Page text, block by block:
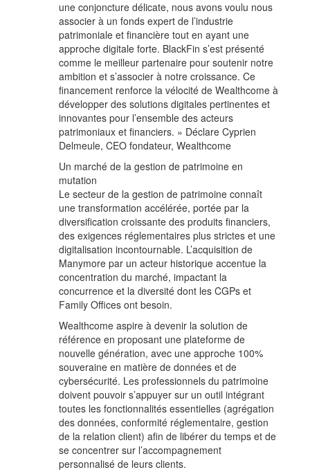
une conjoncture délicate, nous avons voulu nous
associer à un fonds expert de l’industrie
patrimoniale et financière tout en ayant une
approche digitale forte. BlackFin s’est présenté
comme le meilleur partenaire pour soutenir notre
ambition et s’associer à notre croissance. Ce
financement renforce la vélocité de Wealthcome à
développer des solutions digitales pertinentes et
innovantes pour l’ensemble des acteurs
patrimoniaux et financiers. » Déclare Cyprien
Delmeule, CEO fondateur, Wealthcome
Un marché de la gestion de patrimoine en
mutation
Le secteur de la gestion de patrimoine connaît
une transformation accélérée, portée par la
diversification croissante des produits financiers,
des exigences réglementaires plus strictes et une
digitalisation incontournable. L’acquisition de
Manymore par un acteur historique accentue la
concentration du marché, impactant la
concurrence et la diversité dont les CGPs et
Family Offices ont besoin.
Wealthcome aspire à devenir la solution de
référence en proposant une plateforme de
nouvelle génération, avec une approche 100%
souveraine en matière de données et de
cybersécurité. Les professionnels du patrimoine
doivent pouvoir s’appuyer sur un outil intégrant
toutes les fonctionnalités essentielles (agrégation
des données, conformité réglementaire, gestion
de la relation client) afin de libérer du temps et de
se concentrer sur l’accompagnement
personnalisé de leurs clients.